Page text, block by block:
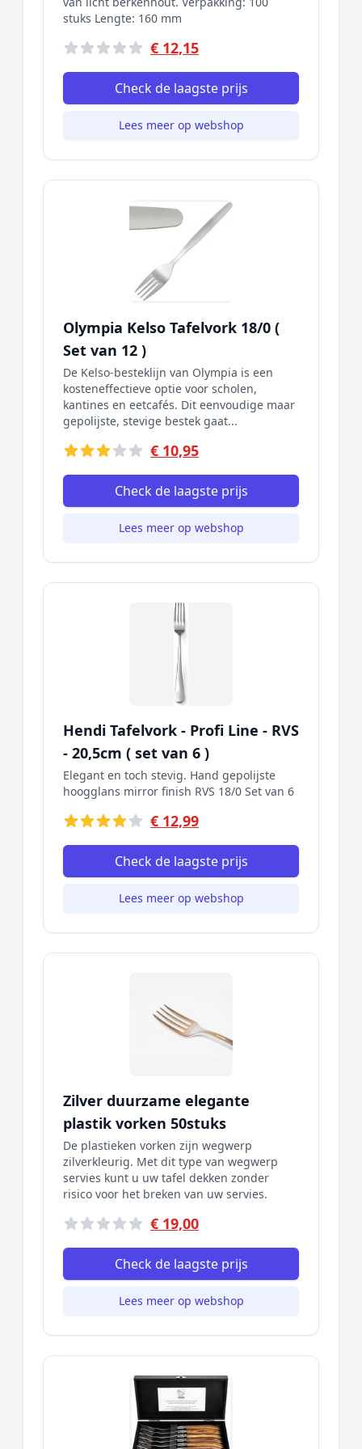
stuks Lengte: 160 mm
€ 12,15
Check de laagste prijs
Lees meer op webshop
Olympia Kelso Tafelvork 18/0 (
Set van 12 )
De Kelso-besteklijn van Olympia is een
kosteneffectieve optie voor scholen,
kantines en eetcafés. Dit eenvoudige maar
gepolijste, stevige bestek gaat...
€ 10,95
Check de laagste prijs
Lees meer op webshop
Hendi Tafelvork - Profi Line - RVS
- 20,5cm ( set van 6 )
Elegant en toch stevig. Hand gepolijste
hoogglans mirror finish RVS 18/0 Set van 6
€ 12,99
Check de laagste prijs
Lees meer op webshop
Zilver duurzame elegante
plastik vorken 50stuks
De plastieken vorken zijn wegwerp
zilverkleurig. Met dit type van wegwerp
servies kunt u uw tafel dekken zonder
risico voor het breken van uw servies.
€ 19,00
Check de laagste prijs
Lees meer op webshop